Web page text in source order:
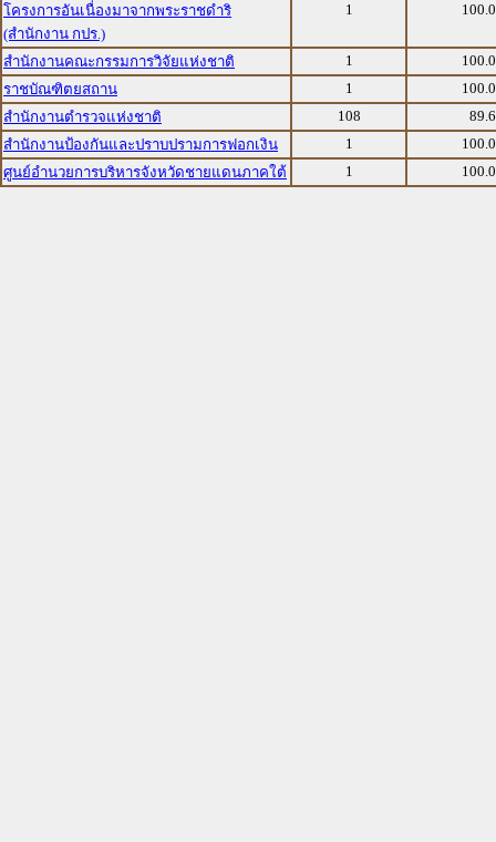
โครงการอันเนื่องมาจากพระราชดำริ
(สำนักงาน กปร.)
1
สำนักงานคณะกรรมการวิจัยแห่งชาติ 1
ราชบัณฑิตยสถาน
1
สำนักงานตำรวจแห่งชาติ
108
สำนักงานป้องกันและปราบปรามการฟอกเงิน
1
ศูนย์อำนวยการบริหารจังหวัดชายแดนภาคใต้
1